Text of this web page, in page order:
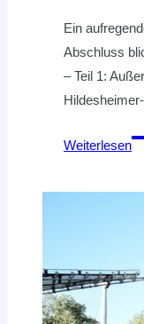
Ein
Abschluss
– Teil 1:
Weiterlesen
1